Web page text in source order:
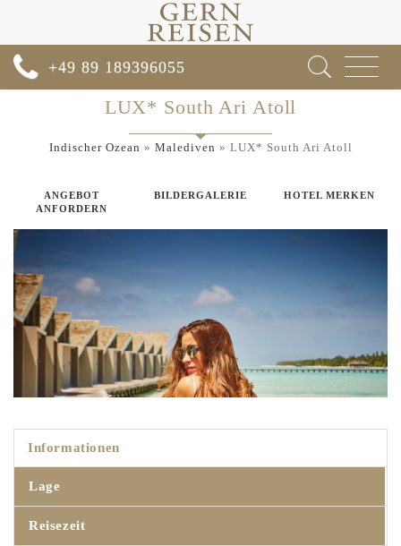
Toggle
+49 89 189396055
LUX* South Ari Atoll
Indischer Ozean » Malediven » LUX* South Ari Atoll
ANGEBOT
ANFORDERN
BILDERGALERIE HOTEL MERKEN
Informationen
Lage
Reisezeit